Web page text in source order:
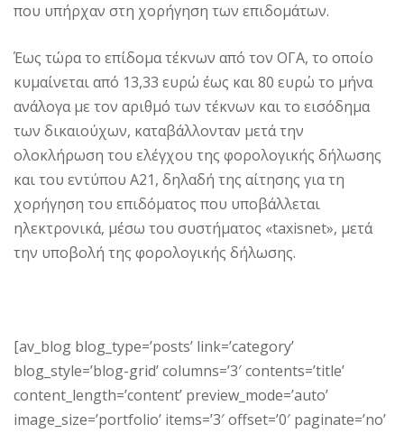
που υπήρχαν στη χορήγηση των επιδομάτων.
Έως τώρα το επίδομα τέκνων από τον ΟΓΑ, το οποίο
κυμαίνεται από 13,33 ευρώ έως και 80 ευρώ το μήνα
ανάλογα με τον αριθμό των τέκνων και το εισόδημα
των δικαιούχων, καταβάλλονταν μετά την
ολοκλήρωση του ελέγχου της φορολογικής δήλωσης
και του εντύπου Α21, δηλαδή της αίτησης για τη
χορήγηση του επιδόματος που υποβάλλεται
ηλεκτρονικά, μέσω του συστήματος «taxisnet», μετά
την υποβολή της φορολογικής δήλωσης.
[av_blog blog_type=’posts’ link=’category’
blog_style=’blog-grid’ columns=’3′ contents=’title’
content_length=’content’ preview_mode=’auto’
image_size=’portfolio’ items=’3′ offset=’0′ paginate=’no’